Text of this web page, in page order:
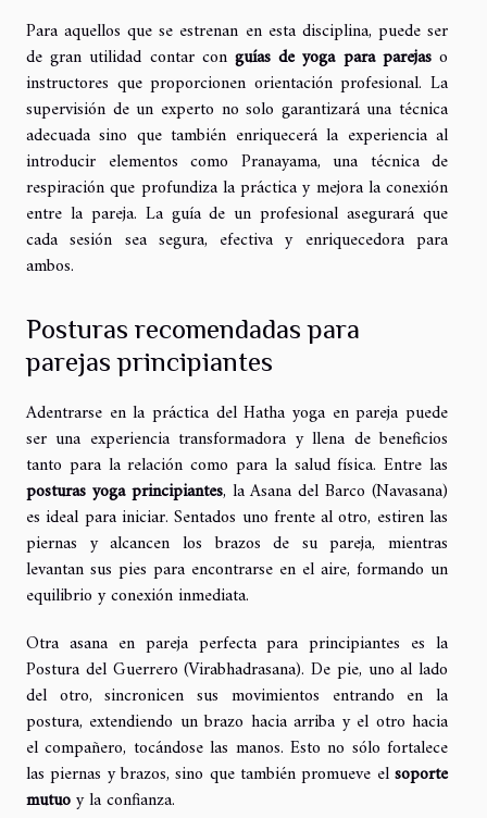
Para aquellos que se estrenan en esta disciplina, puede ser
de gran utilidad contar con guías de yoga para parejaso
instructores que proporcionen orientación profesional. La
supervisión de un experto no solo garantizará una técnica
adecuada sino que también enriquecerá la experiencia al
introducir elementos como Pranayama, una técnica de
respiración que profundiza la práctica y mejora la conexión
entre la pareja. La guía de un profesional asegurará que
cada sesión sea segura, efectiva y enriquecedora para
ambos.
Posturas recomendadas para
parejas principiantes
Adentrarse en la práctica del Hatha yoga en pareja puede
ser una experiencia transformadora y llena de beneficios
tanto para la relación como para la salud física. Entre las
posturas yoga principiantes, la Asana del Barco (Navasana)
es ideal para iniciar. Sentados uno frente al otro, estiren las
piernas y alcancen los brazos de su pareja, mientras
levantan sus pies para encontrarse en el aire, formando un
equilibrio y conexión inmediata.
Otra asana en pareja perfecta para principiantes es la
Postura del Guerrero (Virabhadrasana). De pie, uno al lado
del otro, sincronicen sus movimientos entrando en la
postura, extendiendo un brazo hacia arriba y el otro hacia
el compañero, tocándose las manos. Esto no sólo fortalece
las piernas y brazos, sino que también promueve elsoporte
mutuoy la confianza.